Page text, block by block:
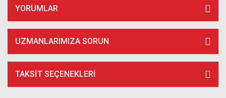
YORUMLAR
UZMANLARIMIZA SORUN
TAKSIT SEÇENEKLERI